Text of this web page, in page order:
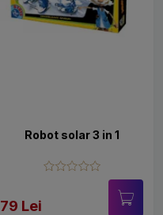
Robot solar 3 in 1
79 Lei